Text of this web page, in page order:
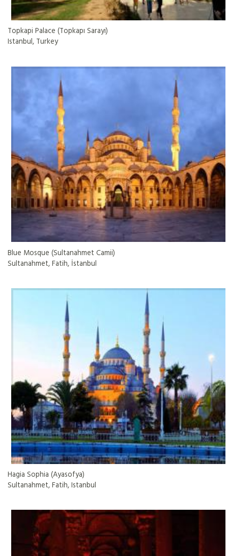
Topkapi Palace (Topkapı Sarayı)
Istanbul, Turkey
Blue Mosque (Sultanahmet Camii)
Sultanahmet, Fatih, İstanbul
Hagia Sophia (Ayasofya)
Sultanahmet, Fatih, Istanbul